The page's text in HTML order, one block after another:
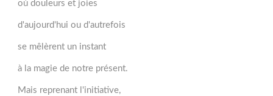
où douleurs et joies
d'aujourd'hui ou d'autrefois
se mêlèrent un instant
à la magie de notre présent.
Mais reprenant l'initiative,